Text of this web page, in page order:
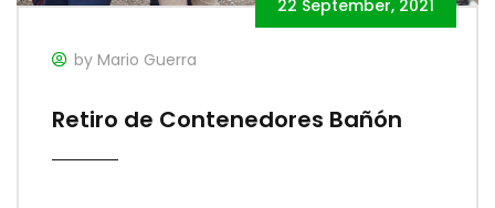
22 September, 2021
by Mario Guerra
Retiro de Contenedores Bañón